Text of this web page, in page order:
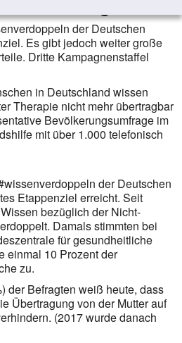
der Deutschen
Es gibt jedoch weiter große
Dritte Kampagnenstaffel
in Deutschland wissen
Therapie nicht mehr übertragbar
Bevölkerungsumfrage im
mit über 1.000 telefonisch
der Deutschen
Etappenziel erreicht. Seit
bezüglich der Nicht-
Damals stimmten bei
für gesundheitliche
einmal 10 Prozent der
zu.
der Befragten weiß heute, dass
Übertragung von der Mutter auf
(2017 wurde danach